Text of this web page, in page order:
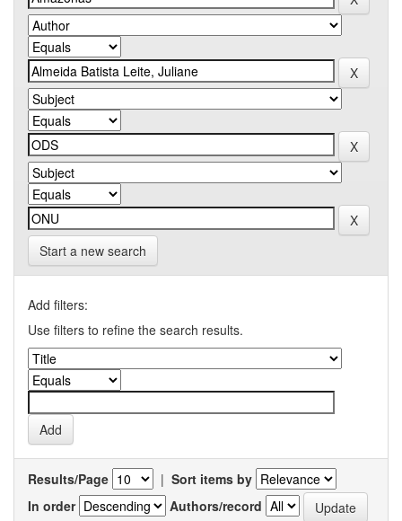
Start a new search
Add filters:
Use filters to refine the search results.
Results/Page | Sort items by
In order
Authors/record